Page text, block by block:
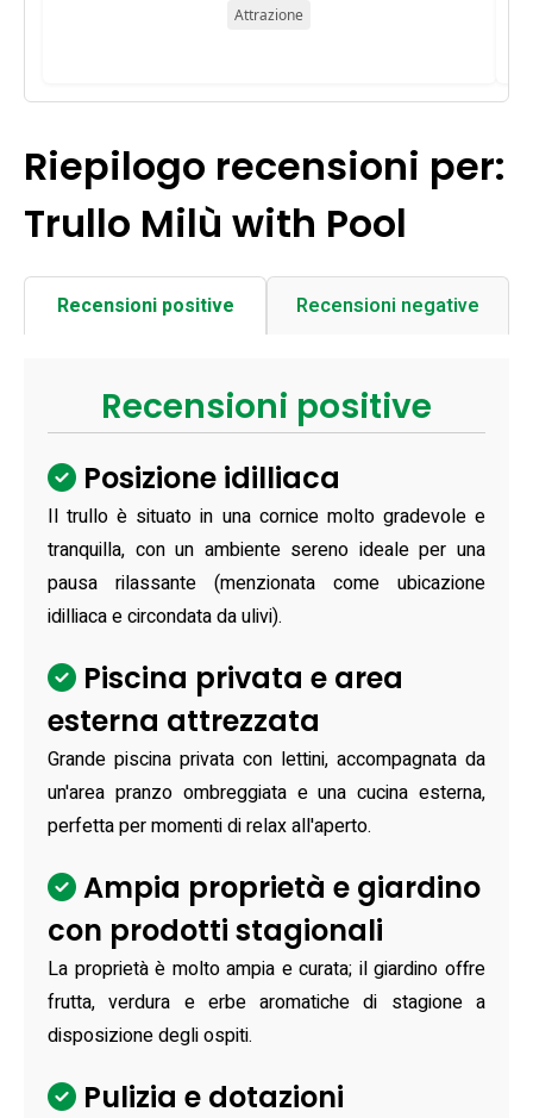
Attrazione
Riepilogo recensioni per:
Trullo Milù with Pool
Recensioni positive Recensioni negative
Recensioni positive
Posizione idilliaca
Il trullo è situato in una cornice molto gradevole e
tranquilla, con un ambiente sereno ideale per una
pausa rilassante (menzionata come ubicazione
idilliaca e circondata da ulivi).
Piscina privata e area
esterna attrezzata
Grande piscina privata con lettini, accompagnata da
un'area pranzo ombreggiata e una cucina esterna,
perfetta per momenti di relax all'aperto.
Ampia proprietà e giardino
con prodotti stagionali
La proprietà è molto ampia e curata; il giardino offre
frutta, verdura e erbe aromatiche di stagione a
disposizione degli ospiti.
Pulizia e dotazioni